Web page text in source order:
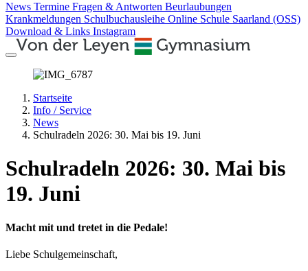
News Termine Fragen & Antworten Beurlaubungen
Krankmeldungen Schulbuchausleihe Online Schule Saarland (OSS)
Download & Links Instagram
Startseite
Info / Service
News
Schulradeln 2026: 30. Mai bis 19. Juni
Schulradeln 2026: 30. Mai bis
19. Juni
Macht mit und tretet in die Pedale!
Liebe Schulgemeinschaft,